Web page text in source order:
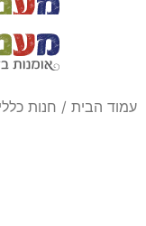
עמוד הבית / חנות כללי